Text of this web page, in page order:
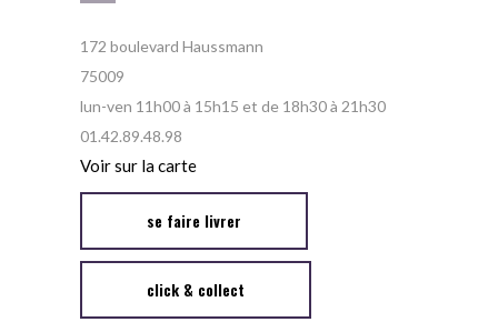
172 boulevard Haussmann
75009
lun-ven 11h00 à 15h15 et de 18h30 à 21h30
01.42.89.48.98
Voir sur la carte
se faire livrer
click & collect